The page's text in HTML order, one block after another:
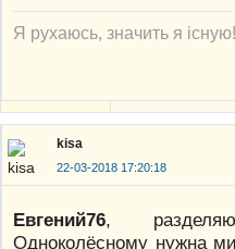
Я рухаюсь, значить я існую!
kisa
22-03-2018 17:20:18
Евгений76,
Одноколёсному нужна